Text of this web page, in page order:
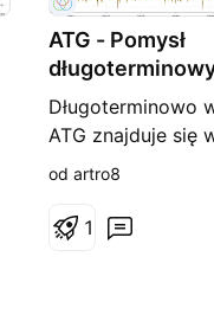
ATG - Pomysł
Długoterminowo
ATG znajduje się
wzrostowym.
silnym wsparcie
od artro8
1